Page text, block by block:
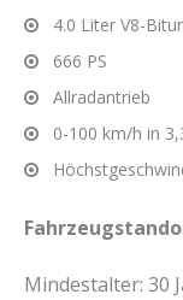
4.0 Liter V8-
666 PS
Allradantrieb
0-100 km/h in
Mindestalter: 30